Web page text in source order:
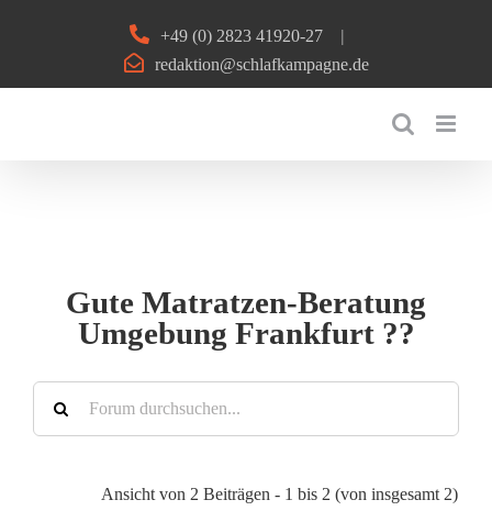
+49 (0) 2823 41920-27
|
redaktion@schlafkampagne.de
Gute Matratzen-Beratung
Umgebung Frankfurt ??
Ansicht von 2 Beiträgen - 1 bis 2 (von insgesamt 2)